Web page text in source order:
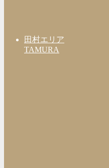
田村エリア
TAMURA